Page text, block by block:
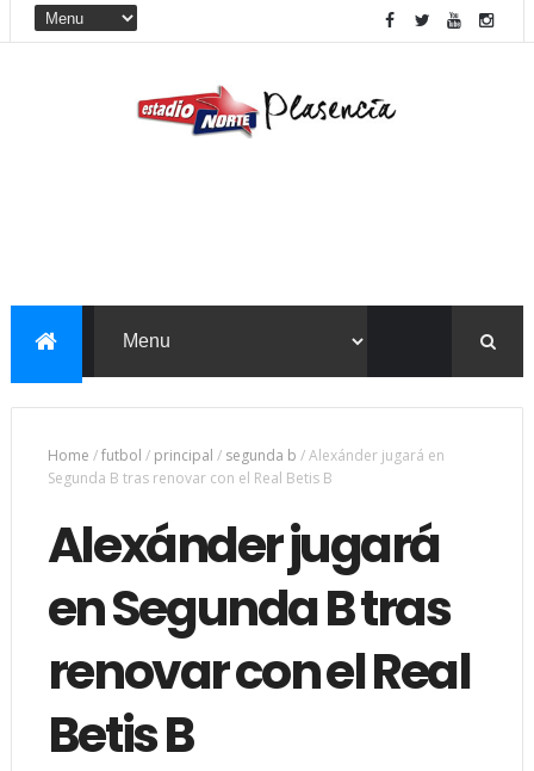
Home /futbol / principal / segunda b /Alexánder jugará en
Segunda B tras renovar con el Real Betis B
Alexánder jugará
en Segunda B tras
renovar con el Real
Betis B